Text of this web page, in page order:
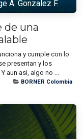
A. Gonzalez F.
de una
y cumple con lo
presentan y los
aun así, algo no ...
BORNER Colombia